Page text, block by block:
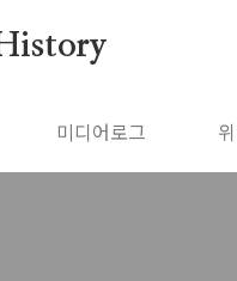
미디어로그